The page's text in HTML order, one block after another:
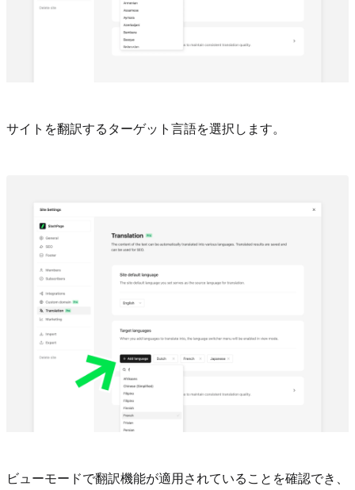
サイトを翻訳するターゲット言語を選択します。
ビューモードで翻訳機能が適用されていることを確認でき、